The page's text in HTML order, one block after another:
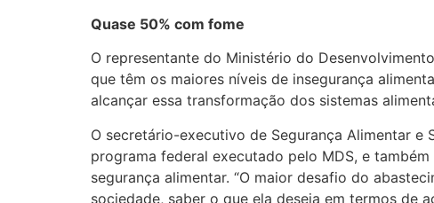
Quase 50% com fome
O representante do Ministério do
que têm os maiores níveis de insegurança
alcançar essa transformação dos sistemas
O secretário-executivo de Segurança Alimentar e
programa federal executado pelo MDS, e
segurança alimentar. “O maior desafio do
sociedade, saber o que ela deseja em termos de